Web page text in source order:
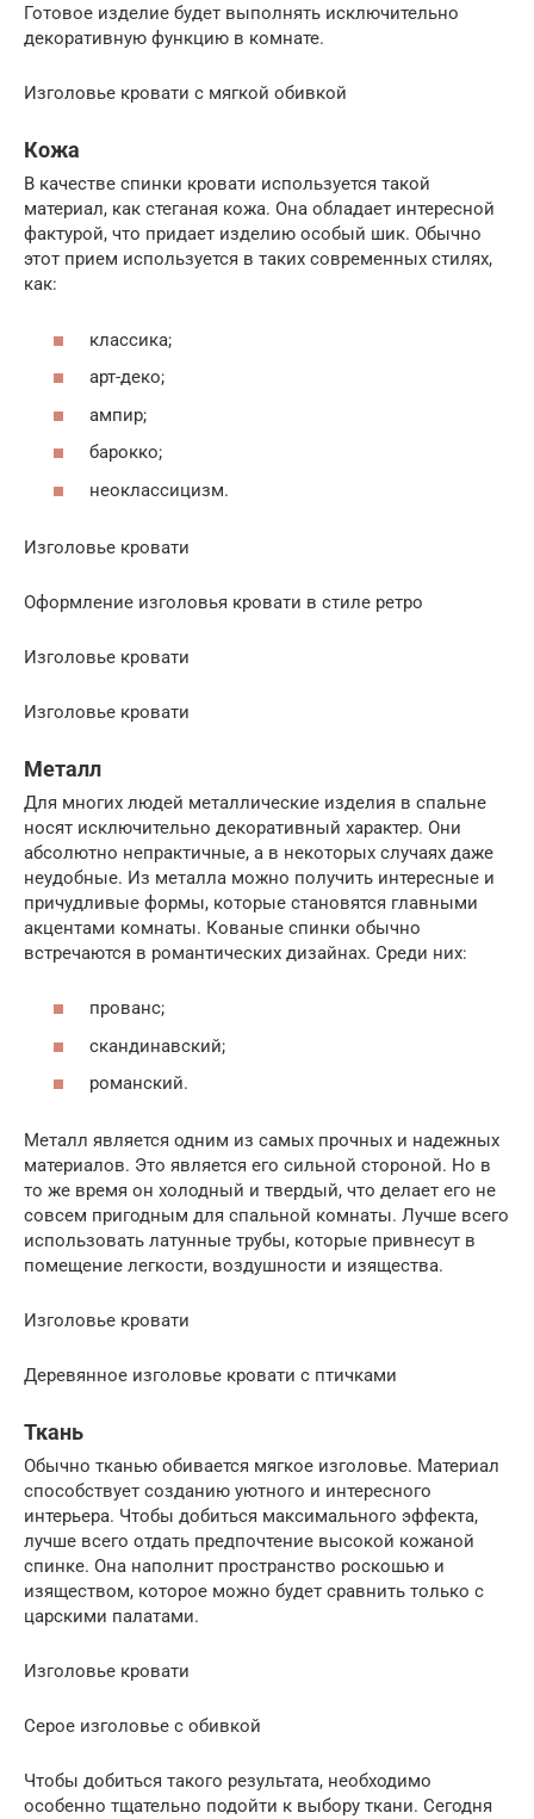
Готовое изделие будет выполнять исключительно
декоративную функцию в комнате.
Изголовье кровати с мягкой обивкой
Кожа
В качестве спинки кровати используется такой
материал, как стеганая кожа. Она обладает интересной
фактурой, что придает изделию особый шик. Обычно
этот прием используется в таких современных стилях,
как:
классика;
арт-деко;
ампир;
барокко;
неоклассицизм.
Изголовье кровати
Оформление изголовья кровати в стиле ретро
Изголовье кровати
Изголовье кровати
Металл
Для многих людей металлические изделия в спальне
носят исключительно декоративный характер. Они
абсолютно непрактичные, а в некоторых случаях даже
неудобные. Из металла можно получить интересные и
причудливые формы, которые становятся главными
акцентами комнаты. Кованые спинки обычно
встречаются в романтических дизайнах. Среди них:
прованс;
скандинавский;
романский.
Металл является одним из самых прочных и надежных
материалов. Это является его сильной стороной. Но в
то же время он холодный и твердый, что делает его не
совсем пригодным для спальной комнаты. Лучше всего
использовать латунные трубы, которые привнесут в
помещение легкости, воздушности и изящества.
Изголовье кровати
Деревянное изголовье кровати с птичками
Ткань
Обычно тканью обивается мягкое изголовье. Материал
способствует созданию уютного и интересного
интерьера. Чтобы добиться максимального эффекта,
лучше всего отдать предпочтение высокой кожаной
спинке. Она наполнит пространство роскошью и
изяществом, которое можно будет сравнить только с
царскими палатами.
Изголовье кровати
Серое изголовье с обивкой
Чтобы добиться такого результата, необходимо
особенно тщательно подойти к выбору ткани. Сегодня